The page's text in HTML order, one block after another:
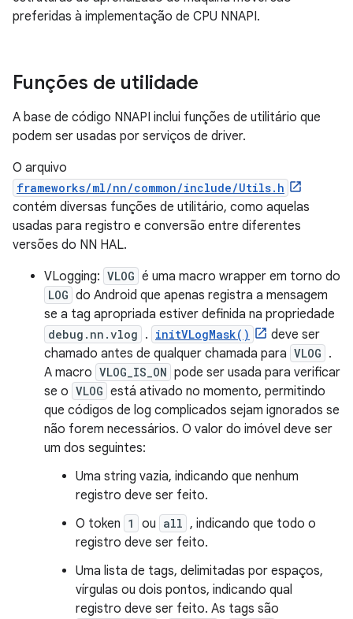
preferidas à implementação de CPU NNAPI.
Funções de utilidade
A base de código NNAPI inclui funções de utilitário que
podem ser usadas por serviços de driver.
O arquivo
frameworks/ml/nn/common/include/Utils.h
contém diversas funções de utilitário, como aquelas
usadas para registro e conversão entre diferentes
versões do NN HAL.
VLogging: VLOG é uma macro wrapper em torno do
LOG do Android que apenas registra a mensagem
se a tag apropriada estiver definida na propriedade
debug.nn.vlog . initVLogMask()
deve ser
chamado antes de qualquer chamada para VLOG .
A macro VLOG_IS_ON pode ser usada para verificar
se o VLOG está ativado no momento, permitindo
que códigos de log complicados sejam ignorados se
não forem necessários. O valor do imóvel deve ser
um dos seguintes:
Uma string vazia, indicando que nenhum
registro deve ser feito.
O token 1 ou all , indicando que todo o
registro deve ser feito.
Uma lista de tags, delimitadas por espaços,
vírgulas ou dois pontos, indicando qual
registro deve ser feito. As tags são